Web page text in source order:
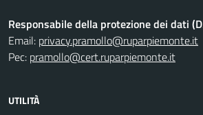
Responsabile della protezione dei dati
Email: privacy.pramollo@ruparpiemonte.it
Pec: pramollo@cert.ruparpiemonte.it
UTILITÀ